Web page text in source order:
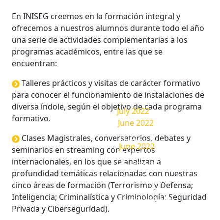
En INISEG creemos en la formación integral y
ofrecemos a nuestros alumnos durante todo el año
una serie de actividades complementarias a los
programas académicos, entre las que se
encuentran:
Talleres prácticos y visitas de carácter formativo
para conocer el funcionamiento de instalaciones de
diversa índole, según el objetivo de cada programa
formativo.
Clases Magistrales, conversatorios, debates y
seminarios en streaming con expertos
internacionales, en los que se analizan a
profundidad temáticas relacionadas con nuestras
cinco áreas de formación (Terrorismo y Defensa;
Inteligencia; Criminalística y Criminología; Seguridad
Privada y Ciberseguridad).
July 2022
INISEG y
AEGC
renuevan
convenio
para ofrecer
cursos con
descuentos
June 2022
Profesor de
INISEG
analiza los
ciberriesgos
en
conferencia
June 2022
INISEG firma
un convenio
con la
Universidad